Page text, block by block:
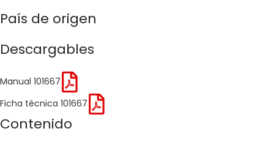
País de origen
Descargables
Manual 101667
Ficha técnica 101667
Contenido